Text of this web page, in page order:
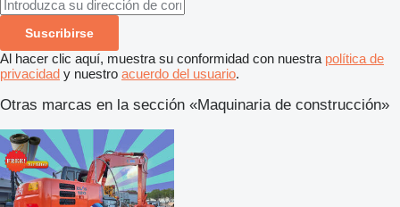
Suscribirse
Al hacer clic aquí, muestra su conformidad con nuestra política de
privacidad y nuestro acuerdo del usuario.
Otras marcas en la sección «Maquinaria de construcción»